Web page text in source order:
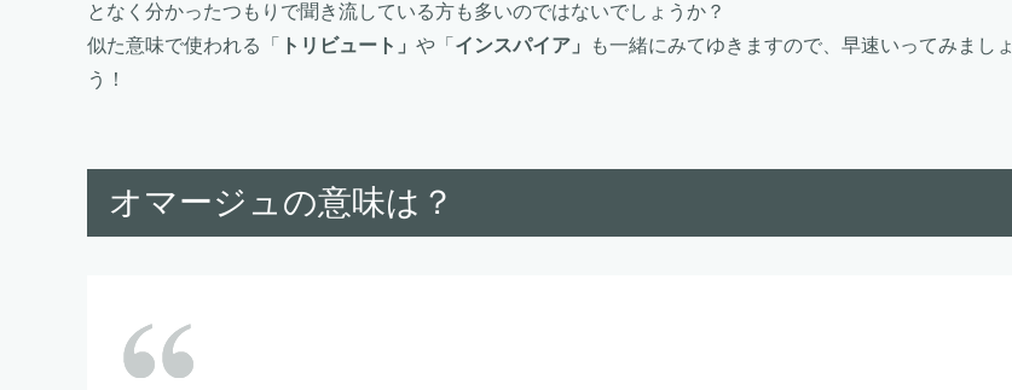
となく分かったつもりで聞き流している方も多いのではないでしょうか？
似た意味で使われる「
トリビュート」 や「 インスパイア」
も一緒にみてゆきますので、早速いってみましょ
う！
オマージュの意味は？